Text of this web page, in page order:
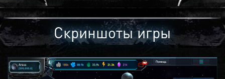
Скриншоты игры